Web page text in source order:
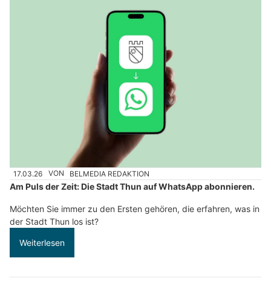
17.03.26 VON BELMEDIA REDAKTION
Am Puls der Zeit: Die Stadt Thun auf WhatsApp abonnieren.
Möchten Sie immer zu den Ersten gehören, die erfahren, was in
der Stadt Thun los ist?
Weiterlesen